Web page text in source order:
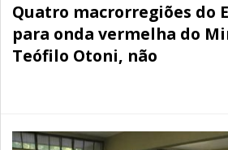
Quatro macrorregiões do
para onda vermelha do
Teófilo Otoni, não